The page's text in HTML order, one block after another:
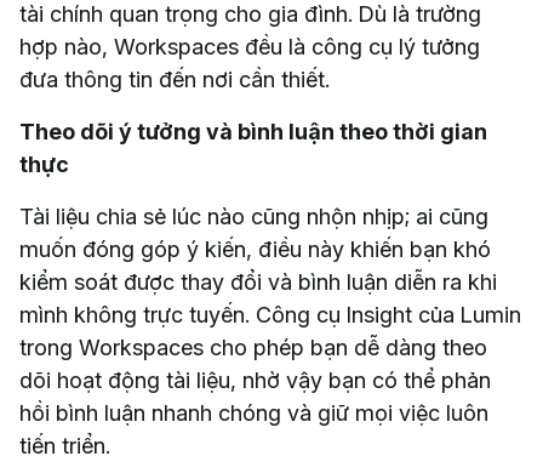
tài chính quan trọng cho gia đình. Dù là trường
hợp nào, Workspaces đều là công cụ lý tưởng
đưa thông tin đến nơi cần thiết.
Theo dõi ý tưởng và bình luận theo thời gian
thực
Tài liệu chia sẻ lúc nào cũng nhộn nhịp; ai cũng
muốn đóng góp ý kiến, điều này khiến bạn khó
kiểm soát được thay đổi và bình luận diễn ra khi
mình không trực tuyến. Công cụ Insight của Lumin
trong Workspaces cho phép bạn dễ dàng theo
dõi hoạt động tài liệu, nhờ vậy bạn có thể phản
hồi bình luận nhanh chóng và giữ mọi việc luôn
tiến triển.